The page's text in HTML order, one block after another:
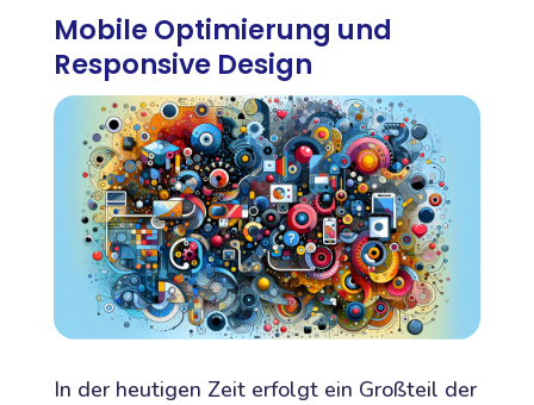
Mobile Optimierung und
Responsive Design
In der heutigen Zeit erfolgt ein Großteil der